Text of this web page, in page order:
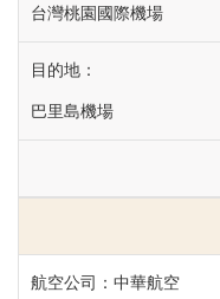
台灣桃園國際機場
巴里島機場
中華航空